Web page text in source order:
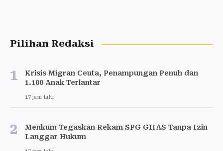
Pilihan Redaksi
1
Krisis Migran Ceuta, Penampungan Penuh dan
1.100 Anak Terlantar
17 jam lalu
2
Menkum Tegaskan Rekam SPG GIIAS Tanpa Izin
Langgar Hukum